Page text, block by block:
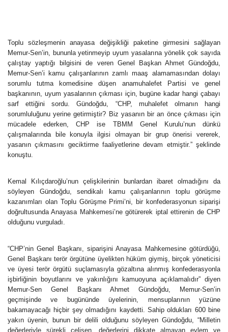
Toplu sözleşmenin anayasa değişikliği paketine girmesini sağlayan
Memur-Sen’in, bununla yetinmeyip uyum yasalarına yönelik çok sayıda
çalıştay yaptığı bilgisini de veren Genel Başkan Ahmet Gündoğdu,
Memur-Sen’i kamu çalışanlarının zamlı maaş alamamasından dolayı
sorumlu tutma komedisine düşen anamuhalefet Partisi ve genel
başkanının, uyum yasalarının çıkması için, bugüne kadar hangi çabayı
sarf ettiğini sordu. Gündoğdu, “CHP, muhalefet olmanın hangi
sorumluluğunu yerine getirmiştir? Biz yasanın bir an önce çıkması için
mücadele ederken, CHP ise TBMM Genel Kurulu’nun dünkü
çalışmalarında bile konuyla ilgisi olmayan bir grup önerisi vererek,
yasanın çıkmasını geciktirme faaliyetlerine devam etmiştir.” şeklinde
konuştu.
Kemal Kılıçdaroğlu’nun çelişkilerinin bunlardan ibaret olmadığını da
söyleyen Gündoğdu, sendikalı kamu çalışanlarının toplu görüşme
kazanımları olan Toplu Görüşme Primi’ni, bir konfederasyonun siparişi
doğrultusunda Anayasa Mahkemesi’ne götürerek iptal ettirenin de CHP
olduğunu vurguladı.
“CHP’nin Genel Başkanı, siparişini Anayasa Mahkemesine götürdüğü,
Genel Başkanı terör örgütüne üyelikten hüküm giymiş, birçok yöneticisi
ve üyesi terör örgütü suçlamasıyla gözaltına alınmış konfederasyonla
işbirliğinin boyutlarını ve yakınlığını kamuoyuna açıklamalıdır” diyen
Memur-Sen Genel Başkanı Ahmet Gündoğdu, Memur-Sen’in
geçmişinde ve bugününde üyelerinin, mensuplarının yüzüne
bakamayacağı hiçbir şey olmadığını kaydetti. Sahip oldukları 600 bine
yakın üyenin, bunun bir delili olduğunu söyleyen Gündoğdu, “Milletin
değerleriyle sürekli çelişen, değerlerini dikkate almayan eylem ve